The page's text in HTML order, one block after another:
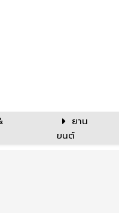
ยาน
ยนต์